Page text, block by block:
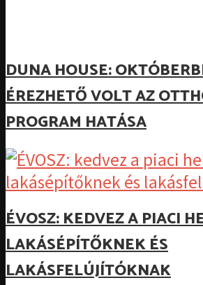
DUNA HOUSE:
ÉREZHETŐ VOLT AZ
PROGRAM HATÁSA
ÉVOSZ: KEDVEZ A PIACI
LAKÁSÉPÍTŐKNEK ÉS
LAKÁSFELÚJÍTÓKNAK